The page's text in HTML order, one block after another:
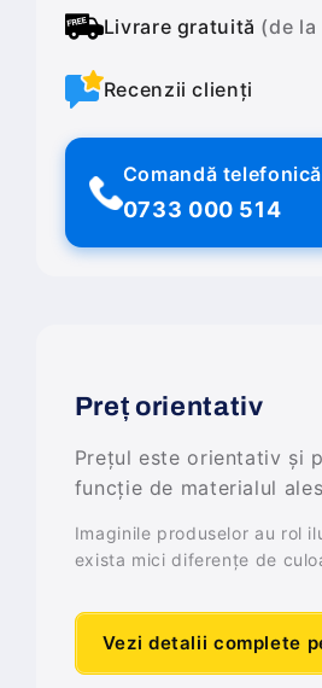
Livrare gratuită (de
Recenzii clienți
Comandă telefonică
0733 000 514
Preț orientativ
Prețul este orientativ și
funcție de materialul
Imaginile produselor au rol
exista mici diferențe de
Vezi detalii complete